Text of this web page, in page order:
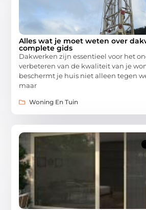
Alles wat je moet weten over
complete gids
Dakwerken zijn essentieel voor het
verbeteren van de kwaliteit van je
beschermt je huis niet alleen tegen
maar
Woning En Tuin